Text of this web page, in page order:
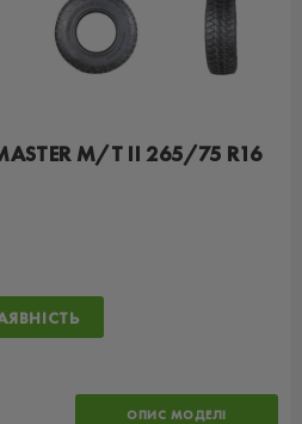
M/T II 265/75 R16
ОПИС МОДЕЛІ